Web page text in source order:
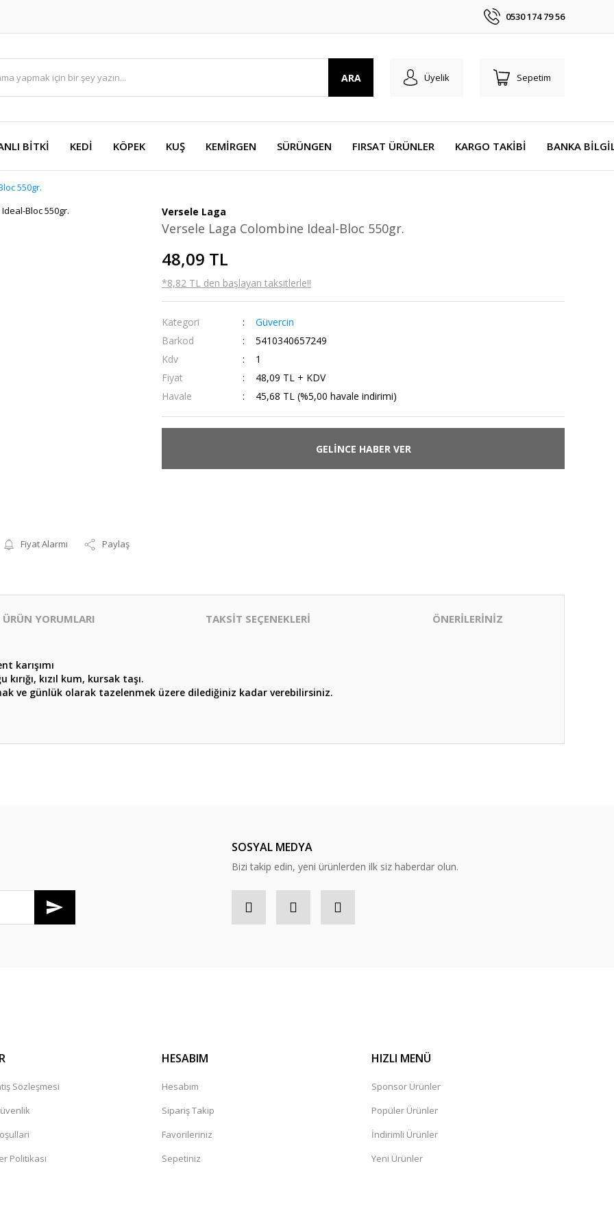
0530 174 79 56
ARA Üyelik Sepetim
BİTKİ KEDİ KÖPEK KUŞ KEMİRGEN SÜRÜNGEN FIRSAT ÜRÜNLER KARGO TAKİBİ BANKA
550gr.
Fiyat Alarmı Paylaş
Versele Laga
Versele Laga Colombine Ideal-Bloc 550gr.
48,09 TL
*8,82 TL den başlayan taksitlerle!!
Kategori
Güvercin
Barkod
5410340657249
Kdv
1
Fiyat
48,09 TL + KDV
Havale
45,68 TL (%5,00 havale indirimi)
GELİNCE HABER VER
ÜRÜN YORUMLARI TAKSİT SEÇENEKLERİ ÖNERİLERİNİZ
karışımı
kızıl kum, kursak taşı.
ve günlük olarak tazelenmek üzere dilediğiniz kadar verebilirsiniz.
SOSYAL MEDYA
Bizi takip edin, yeni ürünlerden ilk siz haberdar olun.
Sözleşmesi
Politikası
HESABIM
Hesabım
Sipariş Takip
Favorileriniz
Sepetiniz
HIZLI MENÜ
Sponsor Ürünler
Popüler Ürünler
İndirimli Ürünler
Yeni Ürünler